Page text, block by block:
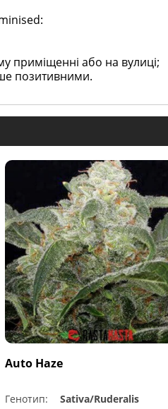
приміщенні або на вулиці;
позитивними.
Auto Haze
Генотип:
Sativa/Ruderalis